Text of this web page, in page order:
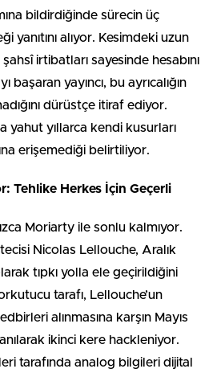
bildirdiğinde sürecin üç
yanıtını alıyor. Kesimdeki uzun
irtibatları sayesinde hesabını
başaran yayıncı, bu ayrıcalığın
dürüstçe itiraf ediyor.
yahut yıllarca kendi kusurları
erişemediği belirtiliyor.
Tehlike Herkes İçin Geçerli
Moriarty ile sonlu kalmıyor.
Nicolas Lellouche, Aralık
tıpkı yolla ele geçirildiğini
tarafı, Lellouche’un
alınmasına karşın Mayıs
ikinci kere hackleniyor.
tarafında analog bilgileri dijital